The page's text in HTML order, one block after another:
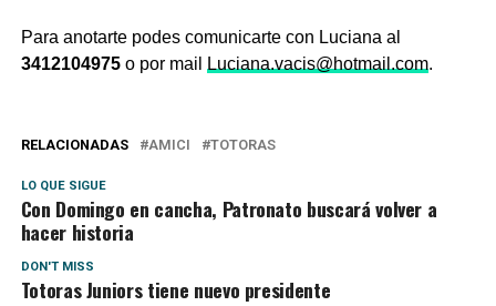
Para anotarte podes comunicarte con Luciana al
3412104975o por mail Luciana.vacis@hotmail.com.
RELACIONADAS AMICI TOTORAS
LO QUE SIGUE
Con Domingo en cancha, Patronato buscará volver a
hacer historia
DON'T MISS
Totoras Juniors tiene nuevo presidente